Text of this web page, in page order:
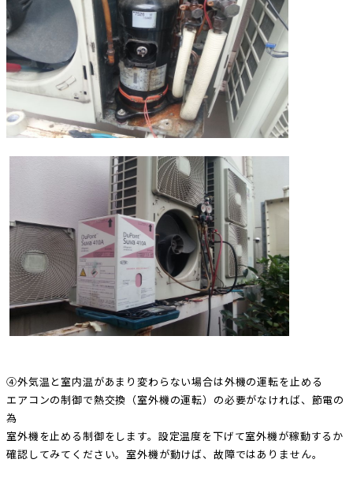
④外気温と室内温があまり変わらない場合は外機の運転を止める
エアコンの制御で熱交換（室外機の運転）の必要がなければ、節電の
為
室外機を止める制御をします。設定温度を下げて室外機が稼動するか
確認してみてください。室外機が動けば、故障ではありません。